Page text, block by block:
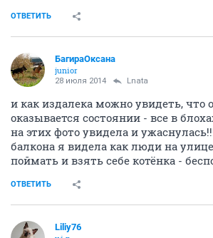
ОТВЕТИТЬ
БагираОксана
junior
28 июля 2014 Lnata
и как издалека можно увидеть, что
оказывается состоянии - все в
на этих фото увидела и
балкона я видела как люди на
поймать и взять себе котёнка -
ОТВЕТИТЬ
Liliy76